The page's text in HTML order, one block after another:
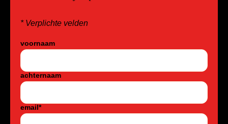
* Verplichte velden
voornaam
achternaam
email*